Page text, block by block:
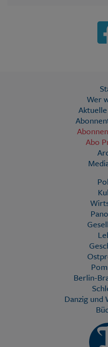
Wer
Abo
Berlin-
Danzig und